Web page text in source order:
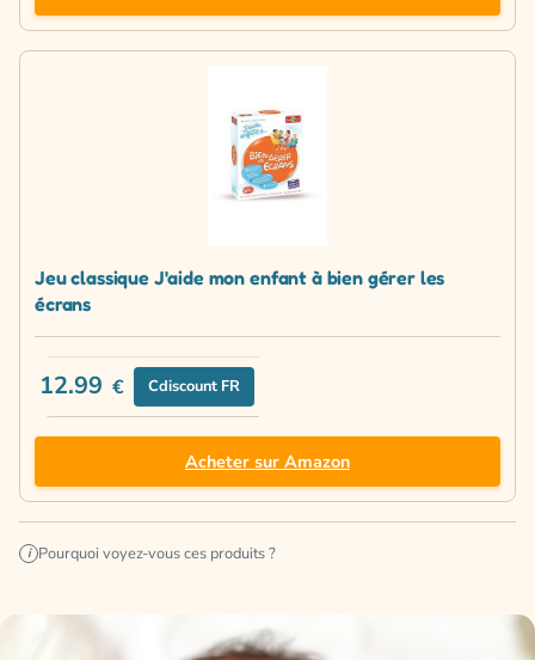
Jeu classique J'aide mon enfant à bien gérer les
écrans
12.99 € Cdiscount FR
Acheter sur Amazon
i Pourquoi voyez-vous ces produits ?